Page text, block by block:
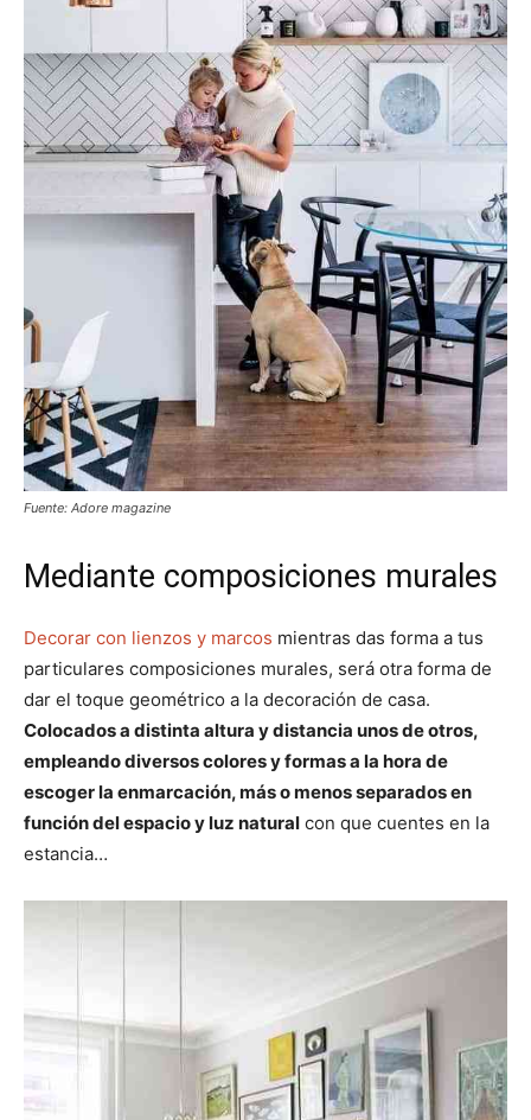
Fuente: Adore magazine
Mediante composiciones murales
Decorar con lienzos y marcos mientras das forma a tus
particulares composiciones murales, será otra forma de
dar el toque geométrico a la decoración de casa.
Colocados a distinta altura y distancia unos de otros,
empleando diversos colores y formas a la hora de
escoger la enmarcación, más o menos separados en
función del espacio y luz natural con que cuentes en la
estancia…